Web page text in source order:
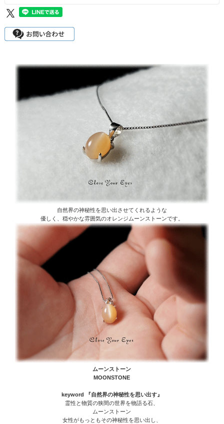
自然界の神秘性を思い出させてくれるような
優しく、穏やかな雰囲気のオレンジムーンストーンです。
ムーンストーン
MOONSTONE
keyword 『自然界の神秘性を思い出す』
霊性と物質の狭間の世界を物語る石、
ムーンストーン
女性がもっともその神秘性を思い出し、